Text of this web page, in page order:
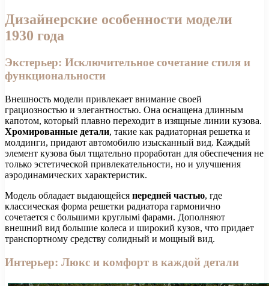
Дизайнерские особенности модели
1930 года
Экстерьер: Исключительное сочетание стиля и
функциональности
Внешность модели привлекает внимание своей
грациозностью и элегантностью. Она оснащена длинным
капотом, который плавно переходит в изящные линии кузова.
Хромированные детали, такие как радиаторная решетка и
молдинги, придают автомобилю изысканный вид. Каждый
элемент кузова был тщательно проработан для обеспечения не
только эстетической привлекательности, но и улучшения
аэродинамических характеристик.
Модель обладает выдающейся передней частью, где
классическая форма решетки радиатора гармонично
сочетается с большими круглымі фарами. Дополняют
внешний вид большие колеса и широкий кузов, что придает
транспортному средству солидный и мощный вид.
Интерьер: Люкс и комфорт в каждой детали